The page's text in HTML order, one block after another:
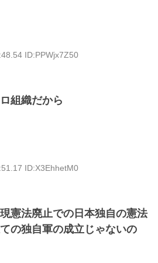
ID:PPWjx7Z50
組織だから
ID:X3EhhetM0
憲法廃止での日本独自の憲法
の独自軍の成立じゃないの